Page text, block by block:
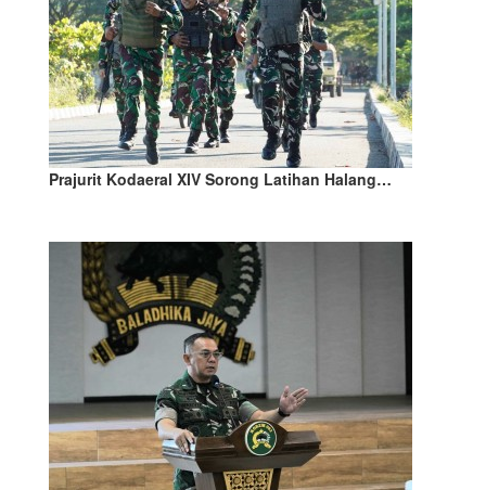
Prajurit Kodaeral XIV Sorong Latihan Halang…